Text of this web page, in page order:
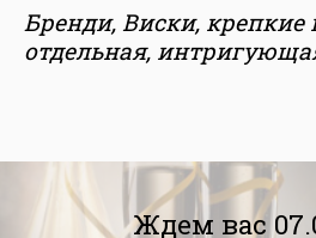
Бренди, Виски,
отдельная,
Ждем вас